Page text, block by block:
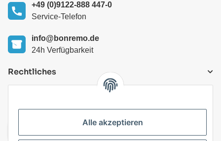
+49 (0)9122-888 447-0
Service-Telefon
info@bonremo.de
24h Verfügbarkeit
Rechtliches
Alle akzeptieren